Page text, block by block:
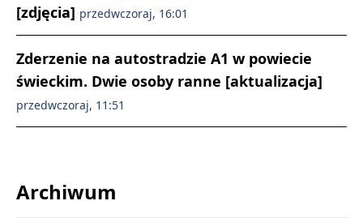
[zdjęcia] przedwczoraj, 16:01
Zderzenie na autostradzie A1 w powiecie
świeckim. Dwie osoby ranne [aktualizacja]
przedwczoraj, 11:51
Archiwum